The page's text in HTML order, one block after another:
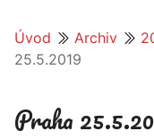
Úvod Archiv
25.5.2019
Praha